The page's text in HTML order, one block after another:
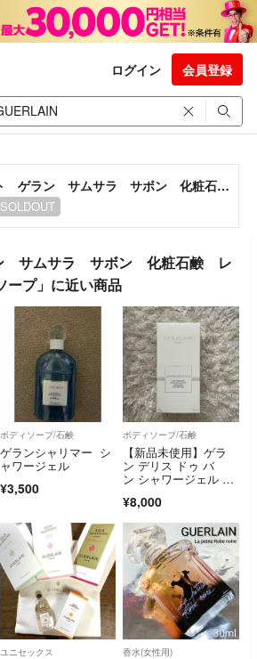
ログイン 会員登録
2個セット ゲラン サムサラ サボン 化粧石鹸 レア 廃盤 希少 ソープ
SOLDOUT
サムサラ サボン 化粧石鹸 レ
プ」に近い商品
ボディソープ/石鹸
ゲランシャリマー シ
ャワージェル
¥3,500
ボディソープ/石鹸
【新品未使用】ゲラ
ン デリス ドゥ バ
ン シャワージェル 20
¥8,000
ユニセックス 香水(女性用)